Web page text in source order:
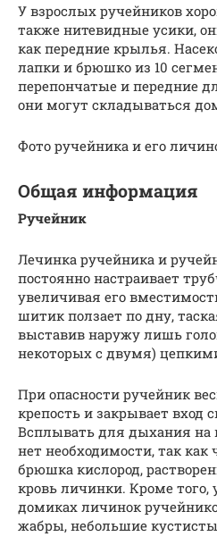
У взрослых ручейников
также нитевидные усики,
как передние крылья.
лапки и брюшко из 10
перепончатые и передние
они могут складываться
Фото ручейника и его
Общая информация
Ручейник
Лечинка ручейника и
постоянно настраивает
увеличивая его
шитик ползает по дну,
выставив наружу лишь
некоторых с двумя)
При опасности ручейник
крепость и закрывает вход
Всплывать для дыхания на
нет необходимости, так
брюшка кислород,
кровь личинки. Кроме
домиках личинок
жабры, небольшие